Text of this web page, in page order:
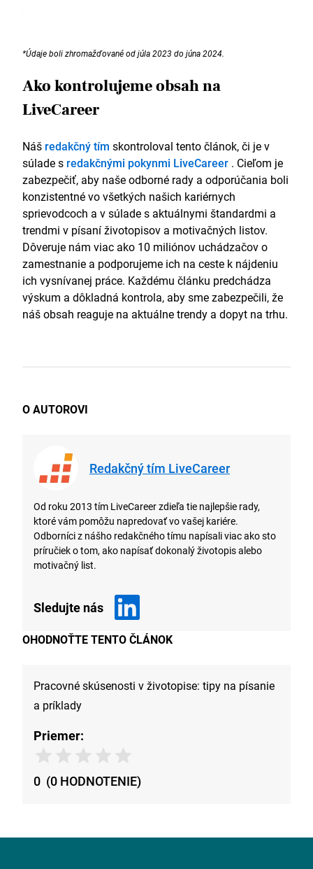
*Údaje boli zhromažďované od júla 2023 do júna 2024.
Ako kontrolujeme obsah na
LiveCareer
Náš redakčný tím skontroloval tento článok, či je v
súlade s redakčnými pokynmi LiveCareer . Cieľom je
zabezpečiť, aby naše odborné rady a odporúčania boli
konzistentné vo všetkých našich kariérnych
sprievodcoch a v súlade s aktuálnymi štandardmi a
trendmi v písaní životopisov a motivačných listov.
Dôveruje nám viac ako 10 miliónov uchádzačov o
zamestnanie a podporujeme ich na ceste k nájdeniu
ich vysnívanej práce. Každému článku predchádza
výskum a dôkladná kontrola, aby sme zabezpečili, že
náš obsah reaguje na aktuálne trendy a dopyt na trhu.
O AUTOROVI
Redakčný tím LiveCareer
Od roku 2013 tím LiveCareer zdieľa tie najlepšie rady,
ktoré vám pomôžu napredovať vo vašej kariére.
Odborníci z nášho redakčného tímu napísali viac ako sto
príručiek o tom, ako napísať dokonalý životopis alebo
motivačný list.
Sledujte nás
OHODNOŤTE TENTO ČLÁNOK
Pracovné skúsenosti v životopise: tipy na písanie
a príklady
Priemer:
0 (0 HODNOTENIE)